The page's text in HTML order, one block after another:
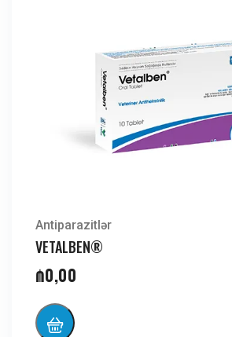
Antiparazitlər
VETALBEN®
₼0,00